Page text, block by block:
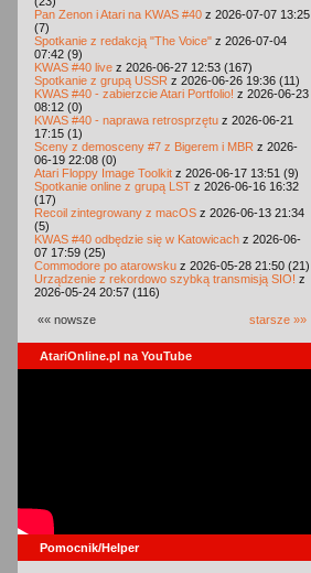
Pan Zenon i Atari na KWAS #40 z 2026-07-07 13:25
(7)
Spotkanie z redakcją "The Voice" z 2026-07-04
07:42 (9)
KWAS #40 live z 2026-06-27 12:53 (167)
Spotkanie z grupą USSR z 2026-06-26 19:36 (11)
KWAS #40 - zabierzcie Atari Portfolio! z 2026-06-23
08:12 (0)
KWAS #40 - naprawa retrosprzętu z 2026-06-21
17:15 (1)
Sceny z demosceny #7 z Bigerem i MBR z 2026-
06-19 22:08 (0)
Atari Floppy Image Toolkit z 2026-06-17 13:51 (9)
Spotkanie online z grupą LST z 2026-06-16 16:32
(17)
Recoil zintegrowany z macOS z 2026-06-13 21:34
(5)
KWAS #40 odbędzie się w Katowicach z 2026-06-
07 17:59 (25)
Commodore po atarowsku z 2026-05-28 21:50 (21)
Urządzenie z rekordowo szybką transmisją SIO! z
2026-05-24 20:57 (116)
«« nowsze starsze »»
AtariOnline.pl na YouTube
Pomocnik/Helper